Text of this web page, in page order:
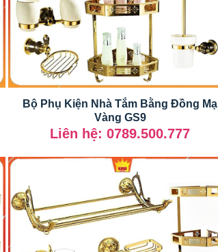
Bộ Phụ Kiện Nhà Tắm Bằng Đồng Mạ
Vàng GS9
Liên hệ: 0789.500.777